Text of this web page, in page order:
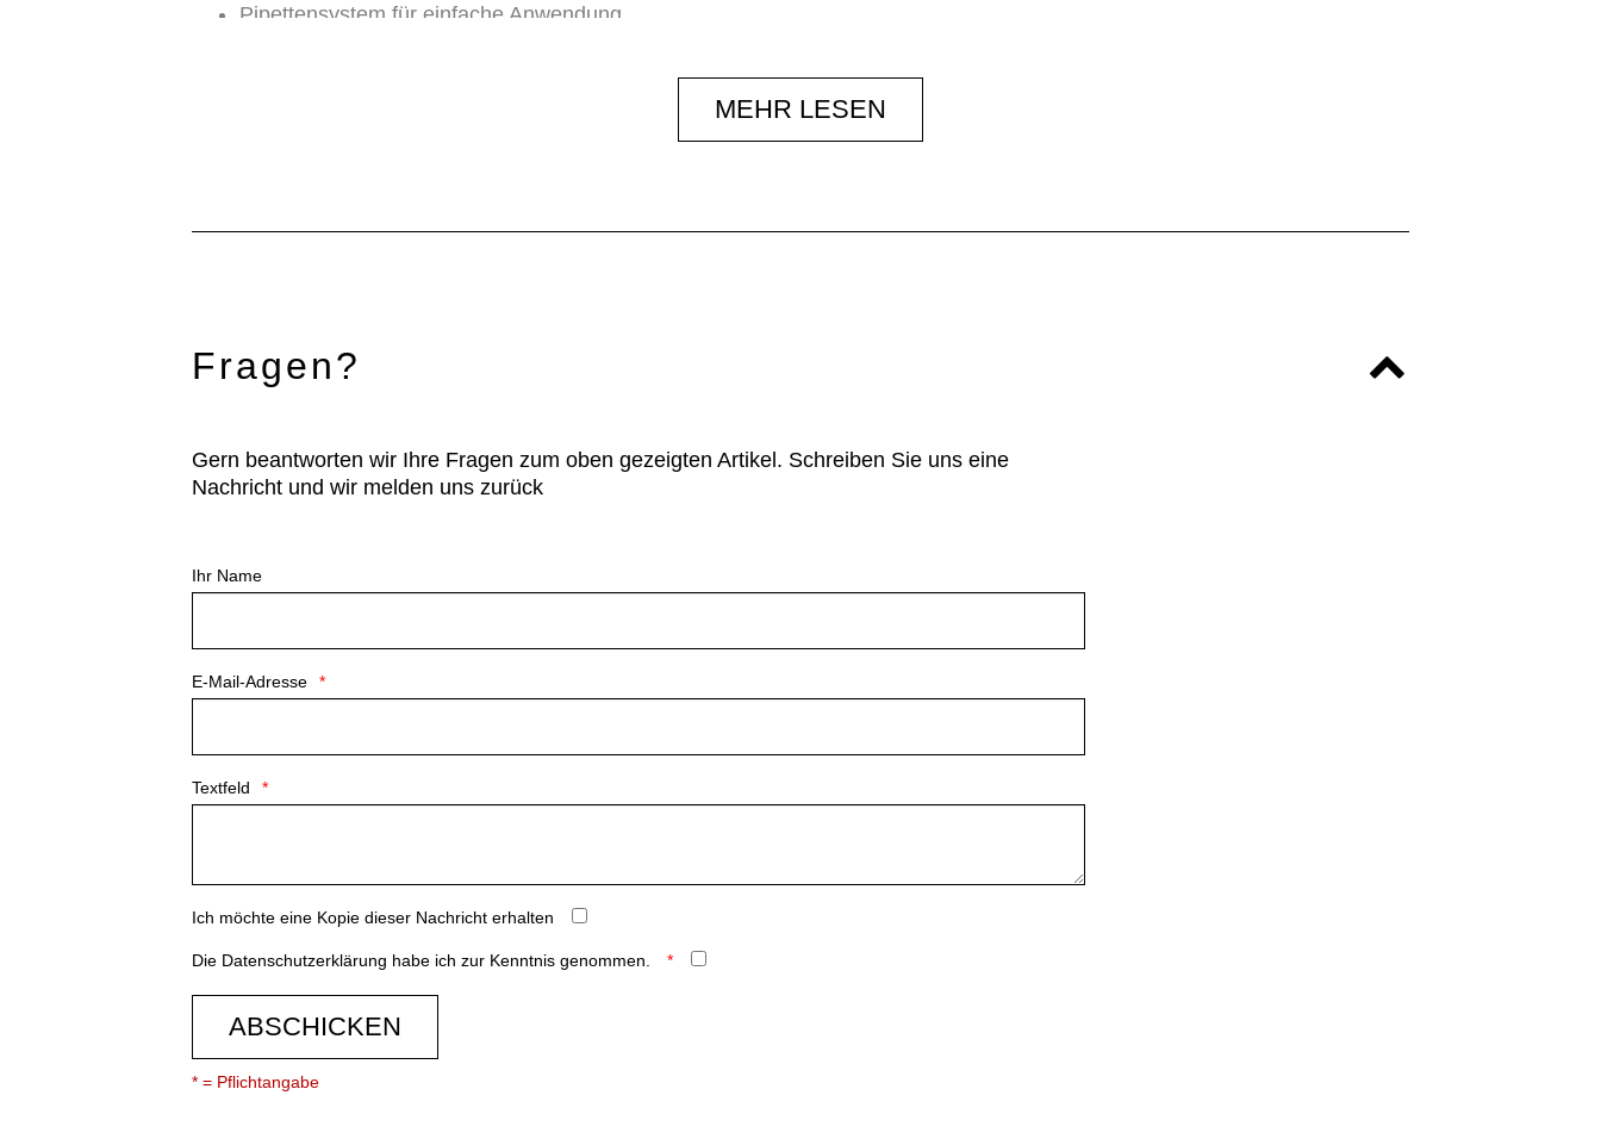
Pipettensystem für einfache Anwendung
MEHR LESEN
Fragen?
Gern beantworten wir Ihre Fragen zum oben gezeigten Artikel. Schreiben Sie uns eine
Nachricht und wir melden uns zurück
Ihr Name
E-Mail-Adresse
Textfeld
Ich möchte eine Kopie dieser Nachricht erhalten
Die Datenschutzerklärung habe ich zur Kenntnis genommen.
ABSCHICKEN
* = Pflichtangabe